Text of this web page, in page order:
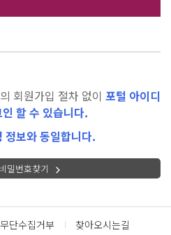
회원가입 절차 없이 포털 아이디
할 수 있습니다.
정보와 동일합니다.
밀번호찾기
단수집거부 찾아오시는길